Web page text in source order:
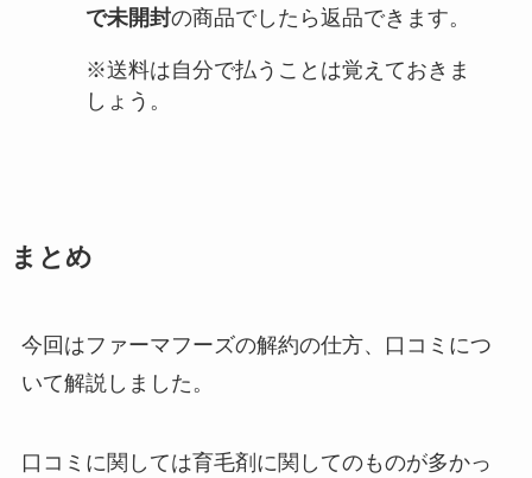
で未開封の商品でしたら返品できます。
※送料は自分で払うことは覚えておきま
しょう。
まとめ
今回はファーマフーズの解約の仕方、口コミにつ
いて解説しました。
口コミに関しては育毛剤に関してのものが多かっ